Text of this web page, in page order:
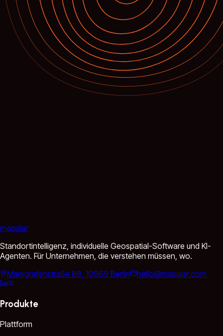
mapular
Standortintelligenz, individuelle Geospatial-Software und KI-
Agenten. Für Unternehmen, die verstehen müssen, wo.
Markgrafenstraße 88, 10969 Berlin
hello@mapular.com
Produkte
Plattform